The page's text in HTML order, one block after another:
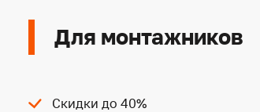
Для монтажников
Скидки до 40%